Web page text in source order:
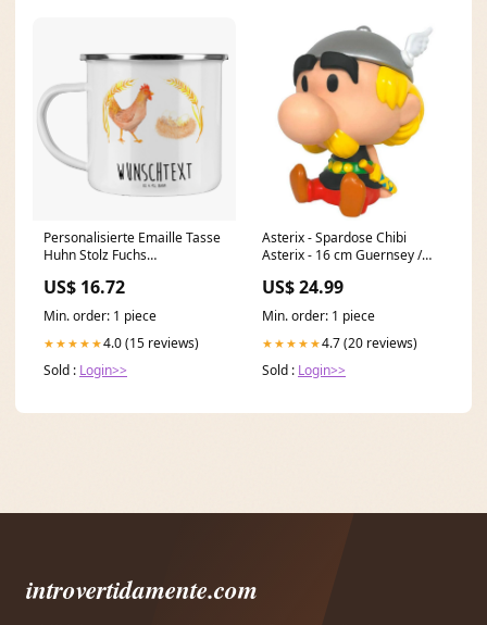
Personalisierte Emaille Tasse
Huhn Stolz Fuchs
US$ 16.72
Min. order: 1 piece
★★★★★4.0 (15 reviews)
Sold : Login>>
Asterix - Spardose Chibi
Asterix - 16 cm Guernsey /
US$ 24.99
Min. order: 1 piece
★★★★★4.7 (20 reviews)
Sold : Login>>
introvertidamente.com